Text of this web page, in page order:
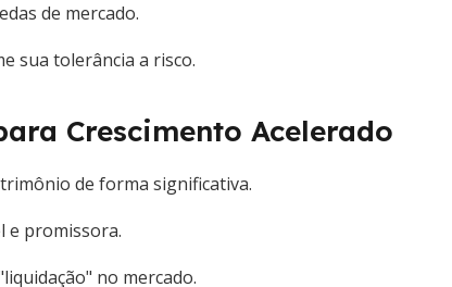
de mercado.
sua tolerância a risco.
Crescimento Acelerado
de forma significativa.
e promissora.
no mercado.